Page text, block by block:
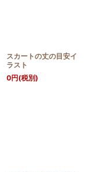
スカートの丈の目安イ
ラスト
0円(税別)